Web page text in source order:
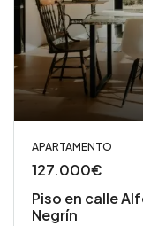
APARTAMENTO
127.000€
Piso en calle
Negrín